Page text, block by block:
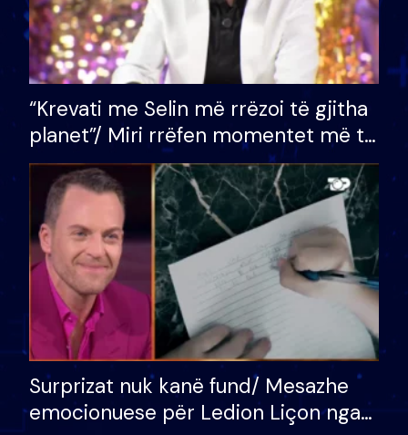
“Krevati me Selin më rrëzoi të gjitha
planet”/ Miri rrëfen momentet më të
bukura në shtëpinë e BB VIP: Do më
mungojë zilja e mëngjesit kur…
Surprizat nuk kanë fund/ Mesazhe
emocionuese për Ledion Liçon nga